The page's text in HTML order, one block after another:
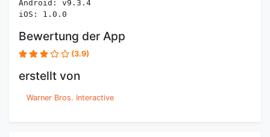
Android: v9.3.4
iOS: 1.0.0
Bewertung der App
(3.9)
erstellt von
Warner Bros. Interactive